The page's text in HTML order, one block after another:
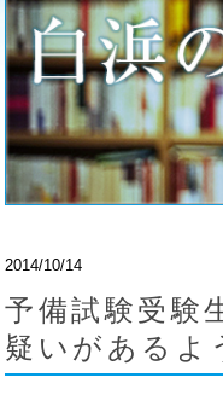
2014/10/14
予備試験受験
疑いがあるよ